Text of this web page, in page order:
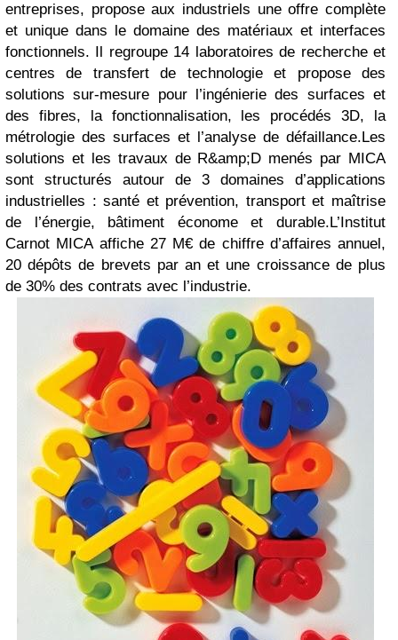
entreprises, propose aux industriels une offre complète
et unique dans le domaine des matériaux et interfaces
fonctionnels. Il regroupe 14 laboratoires de recherche et
centres de transfert de technologie et propose des
solutions sur-mesure pour l’ingénierie des surfaces et
des fibres, la fonctionnalisation, les procédés 3D, la
métrologie des surfaces et l’analyse de défaillance.Les
solutions et les travaux de R&amp;D menés par MICA
sont structurés autour de 3 domaines d’applications
industrielles : santé et prévention, transport et maîtrise
de l’énergie, bâtiment économe et durable.L’Institut
Carnot MICA affiche 27 M€ de chiffre d’affaires annuel,
20 dépôts de brevets par an et une croissance de plus
de 30% des contrats avec l’industrie.